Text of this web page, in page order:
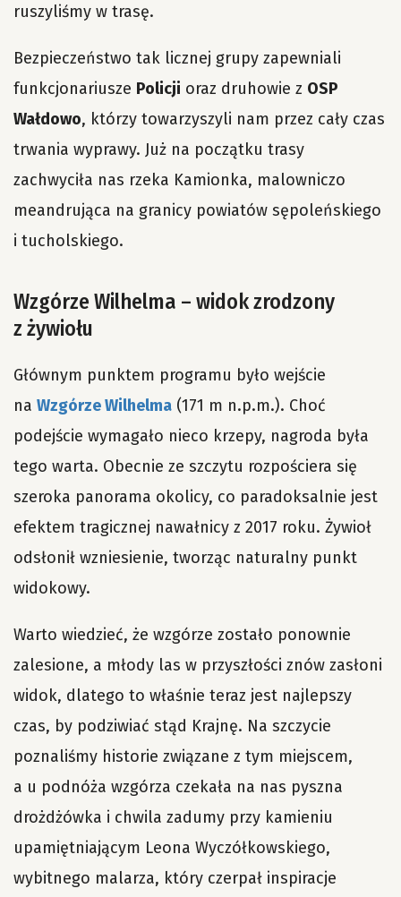
ruszyliśmy w trasę.
Bezpieczeństwo tak licznej grupy zapewniali
funkcjonariusze Policji oraz druhowie z OSP
Wałdowo, którzy towarzyszyli nam przez cały czas
trwania wyprawy. Już na początku trasy
zachwyciła nas rzeka Kamionka, malowniczo
meandrująca na granicy powiatów sępoleńskiego
i tucholskiego.
Wzgórze Wilhelma – widok zrodzony
z żywiołu
Głównym punktem programu było wejście
na Wzgórze Wilhelma (171 m n.p.m.). Choć
podejście wymagało nieco krzepy, nagroda była
tego warta. Obecnie ze szczytu rozpościera się
szeroka panorama okolicy, co paradoksalnie jest
efektem tragicznej nawałnicy z 2017 roku. Żywioł
odsłonił wzniesienie, tworząc naturalny punkt
widokowy.
Warto wiedzieć, że wzgórze zostało ponownie
zalesione, a młody las w przyszłości znów zasłoni
widok, dlatego to właśnie teraz jest najlepszy
czas, by podziwiać stąd Krajnę. Na szczycie
poznaliśmy historie związane z tym miejscem,
a u podnóża wzgórza czekała na nas pyszna
drożdżówka i chwila zadumy przy kamieniu
upamiętniającym Leona Wyczółkowskiego,
wybitnego malarza, który czerpał inspiracje